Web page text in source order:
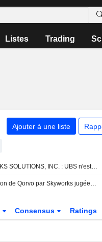
Listes Trading
Ajouter à une liste
SKYWORKS SOLUTIONS, INC. : UBS n'est pas inspiré par le dossier
L'acquisition de Qorvo par Skyworks jugée favorablement face à la stabilité des activités de base, selon RBC
Consensus Ratings